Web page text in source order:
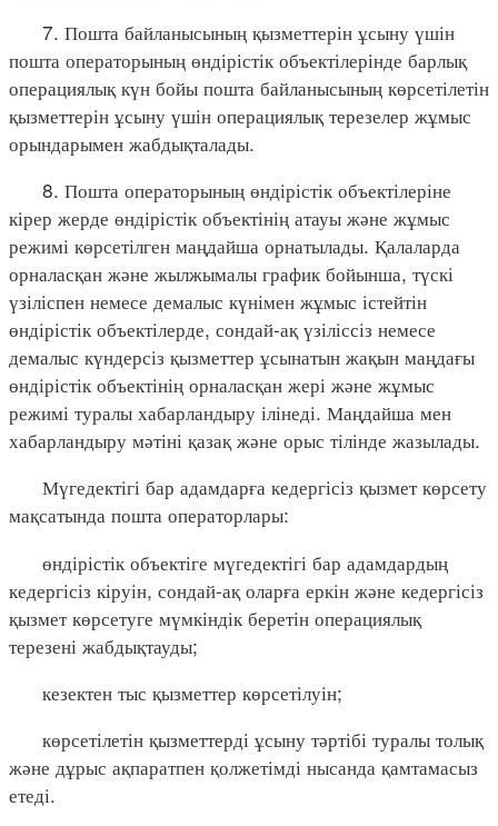
7. Пошта байланысының қызметтерін ұсыну үшін
пошта операторының өндірістік объектілерінде барлық
операциялық күн бойы пошта байланысының көрсетілетін
қызметтерін ұсыну үшін операциялық терезелер жұмыс
орындарымен жабдықталады.
8. Пошта операторының өндірістік объектілеріне
кірер жерде өндірістік объектінің атауы және жұмыс
режимі көрсетілген маңдайша орнатылады. Қалаларда
орналасқан және жылжымалы график бойынша, түскі
үзіліспен немесе демалыс күнімен жұмыс істейтін
өндірістік объектілерде, сондай-ақ үзіліссіз немесе
демалыс күндерсіз қызметтер ұсынатын жақын маңдағы
өндірістік объектінің орналасқан жері және жұмыс
режимі туралы хабарландыру ілінеді. Маңдайша мен
хабарландыру мәтіні қазақ және орыс тілінде жазылады.
Мүгедектігі бар адамдарға кедергісіз қызмет көрсету
мақсатында пошта операторлары:
өндірістік объектіге мүгедектігі бар адамдардың
кедергісіз кіруін, сондай-ақ оларға еркін және кедергісіз
қызмет көрсетуге мүмкіндік беретін операциялық
терезені жабдықтауды;
кезектен тыс қызметтер көрсетілуін;
көрсетілетін қызметтерді ұсыну тәртібі туралы толық
және дұрыс ақпаратпен қолжетімді нысанда қамтамасыз
етеді.